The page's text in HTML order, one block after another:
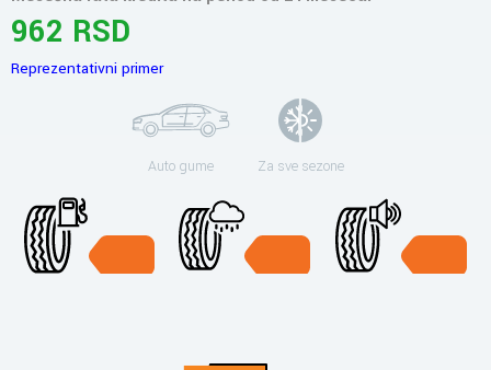
962 RSD
Reprezentativni primer
Auto gume Za sve sezone